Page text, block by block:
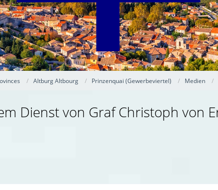
Altburg Altbourg Prinzenquai (Gewerbeviertel) Medien
Dienst von Graf Christoph von